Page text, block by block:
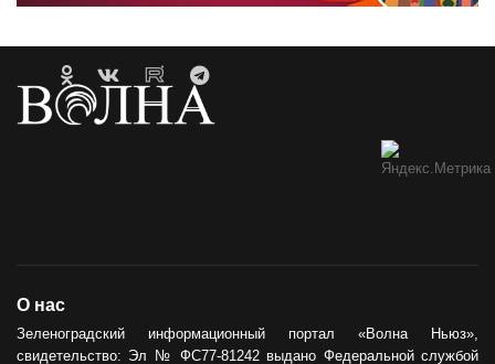
О нас
Зеленоградский информационный портал «Волна Ньюз»,
свидетельство: Эл № ФС77-81242 выдано Федеральной службой